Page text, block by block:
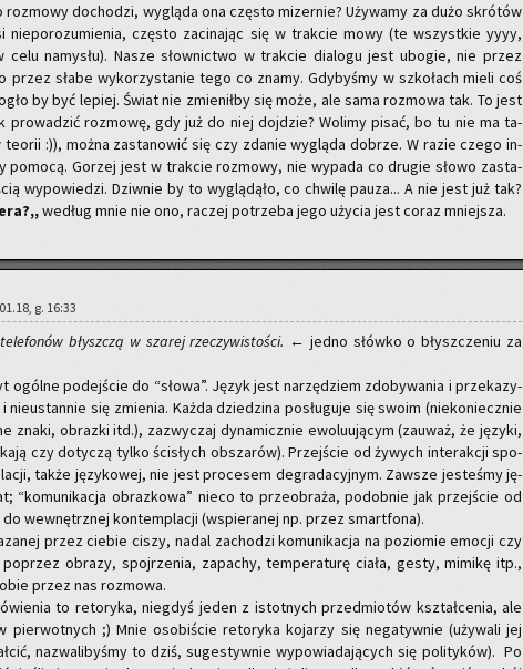
do­cho­dzi, wy­glą­da ona czę­sto mi­zer­nie? Uży­wa­my za dużo skró­tów
nie­po­ro­zu­mie­nia, czę­sto za­ci­na­jąc się w trak­cie mowy (te wszyst­kie yyyy,
celu na­my­słu). Nasze słow­nic­two w trak­cie dia­lo­gu jest ubo­gie, nie przez
przez słabe wy­ko­rzy­sta­nie tego co znamy. Gdy­by­śmy w szko­łach mieli coś
by być le­piej. Świat nie zmie­nił­by się może, ale sama roz­mo­wa tak. To jest
pro­wa­dzić roz­mo­wę, gdy już do niej doj­dzie? Wo­li­my pisać, bo tu nie ma ta­
:)), można za­sta­no­wić się czy zda­nie wy­glą­da do­brze. W razie czego in­
po­mo­cą. Go­rzej jest w trak­cie roz­mo­wy, nie wy­pa­da co dru­gie słowo za­sta­
wy­po­wie­dzi. Dziw­nie by to wy­glą­dą­ło, co chwi­lę pauza... A nie jest już tak?
we­dług mnie nie ono, ra­czej po­trze­ba jego uży­cia jest coraz mniej­sza.
g. 16:33
błysz­czą w sza­rej rze­czy­wi­sto­ści. ← jedno słów­ko o błysz­cze­niu za
ogól­ne po­dej­ście do “słowa”. Język jest na­rzę­dziem zdo­by­wa­nia i prze­ka­zy­
nie­ustan­nie się zmie­nia. Każda dzie­dzi­na po­słu­gu­je się swoim (nie­ko­niecz­nie
znaki, ob­raz­ki itd.), za­zwy­czaj dy­na­micz­nie ewo­lu­ują­cym (za­uważ, że ję­zy­ki,
czy do­ty­czą tylko ści­słych ob­sza­rów). Przej­ście od ży­wych in­te­rak­cji spo­
także ję­zy­ko­wej, nie jest pro­ce­sem de­gra­da­cyj­nym. Za­wsze je­ste­śmy ję­
“ko­mu­ni­ka­cja ob­raz­ko­wa” nieco to prze­obra­ża, po­dob­nie jak przej­ście od
we­wnętrz­nej kon­tem­pla­cji (wspie­ra­nej np. przez smart­fo­na).
przez cie­bie ciszy, nadal za­cho­dzi ko­mu­ni­ka­cja na po­zio­mie emo­cji czy
ob­ra­zy, spoj­rze­nia, za­pa­chy, tem­pe­ra­tu­rę ciała, gesty, mi­mi­kę itp.,
przez nas roz­mo­wa.
to re­to­ry­ka, nie­gdyś jeden z istot­nych przed­mio­tów kształ­ce­nia, ale
pier­wot­nych ;) Mnie oso­bi­ście re­to­ry­ka ko­ja­rzy się ne­ga­tyw­nie (uży­wa­li jej
na­zwa­li­by­śmy to dziś, su­ge­styw­nie wy­po­wia­da­ją­cych się po­li­ty­ków). Po